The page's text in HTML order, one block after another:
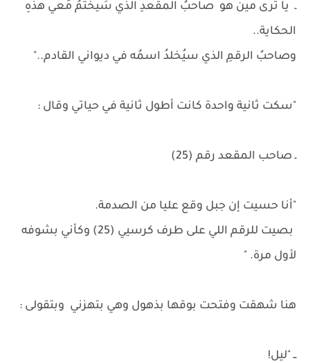
ـ يا ترى مين هو صاحبُ المقعدِ الذي سَيختمُ مَعي هذهِ
الحكاية..
وصاحبُ الرقمِ الذي سيُخلدُ اسمُه في ديواني القادم.."
"سكت ثانية واحدة كانت أطول ثانية في حياتي وقال :
ـ صاحب المقعد رقم (25)
"أنا حسيت إن جبل وقع عليا من الصدمة.
بصيت للرقم اللي على طرف كرسيي (25) وكأني بشوفه
لأول مرة. "
هنا شهقت وفتحت بوقها بذهول وهي بتهزني وبتقولى :
ــ "ليل!